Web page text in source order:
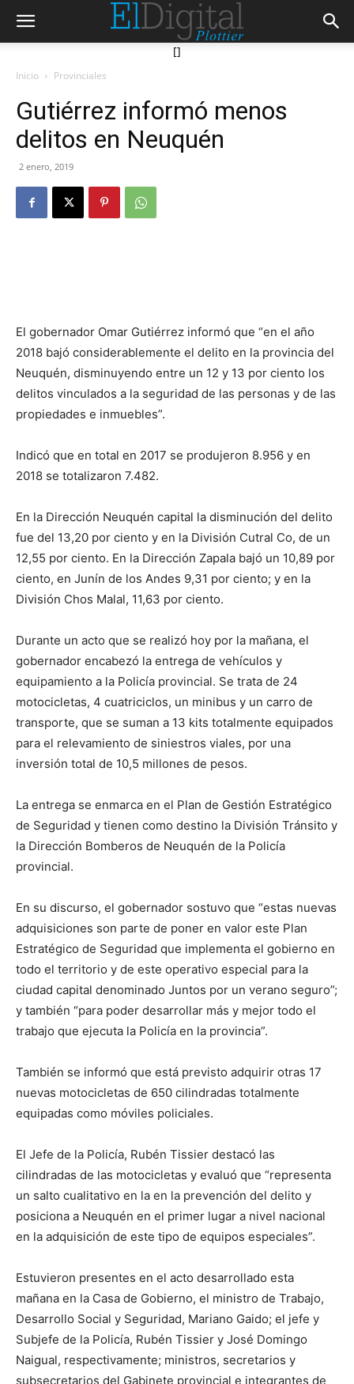
[]
Inicio Provinciales
Gutiérrez informó menos
delitos en Neuquén
2 enero, 2019
El gobernador Omar Gutiérrez informó que “en el año
2018 bajó considerablemente el delito en la provincia del
Neuquén, disminuyendo entre un 12 y 13 por ciento los
delitos vinculados a la seguridad de las personas y de las
propiedades e inmuebles”.
Indicó que en total en 2017 se produjeron 8.956 y en
2018 se totalizaron 7.482.
En la Dirección Neuquén capital la disminución del delito
fue del 13,20 por ciento y en la División Cutral Co, de un
12,55 por ciento. En la Dirección Zapala bajó un 10,89 por
ciento, en Junín de los Andes 9,31 por ciento; y en la
División Chos Malal, 11,63 por ciento.
Durante un acto que se realizó hoy por la mañana, el
gobernador encabezó la entrega de vehículos y
equipamiento a la Policía provincial. Se trata de 24
motocicletas, 4 cuatriciclos, un minibus y un carro de
transporte, que se suman a 13 kits totalmente equipados
para el relevamiento de siniestros viales, por una
inversión total de 10,5 millones de pesos.
La entrega se enmarca en el Plan de Gestión Estratégico
de Seguridad y tienen como destino la División Tránsito y
la Dirección Bomberos de Neuquén de la Policía
provincial.
En su discurso, el gobernador sostuvo que “estas nuevas
adquisiciones son parte de poner en valor este Plan
Estratégico de Seguridad que implementa el gobierno en
todo el territorio y de este operativo especial para la
ciudad capital denominado Juntos por un verano seguro”;
y también “para poder desarrollar más y mejor todo el
trabajo que ejecuta la Policía en la provincia”.
También se informó que está previsto adquirir otras 17
nuevas motocicletas de 650 cilindradas totalmente
equipadas como móviles policiales.
El Jefe de la Policía, Rubén Tissier destacó las
cilindradas de las motocicletas y evaluó que “representa
un salto cualitativo en la en la prevención del delito y
posiciona a Neuquén en el primer lugar a nivel nacional
en la adquisición de este tipo de equipos especiales”.
Estuvieron presentes en el acto desarrollado esta
mañana en la Casa de Gobierno, el ministro de Trabajo,
Desarrollo Social y Seguridad, Mariano Gaido; el jefe y
Subjefe de la Policía, Rubén Tissier y José Domingo
Naigual, respectivamente; ministros, secretarios y
subsecretarios del Gabinete provincial e integrantes de